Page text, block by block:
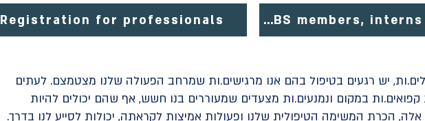
Registration for professionals Registration for ACBS members, interns and students
יש רגעים בטיפול בהם אנו מרגישים.ות שמרחב הפעולה שלנו מצטמצם. לעתים
קפואים.ות במקום ונמנעים.ות מצעדים שמעוררים בנו חשש, אף שהם יכולים להיות
הכרת המשימה הטיפולית שלנו ופעולות אמיצות לקראתה, יכולות לסייע לנו בדרך.